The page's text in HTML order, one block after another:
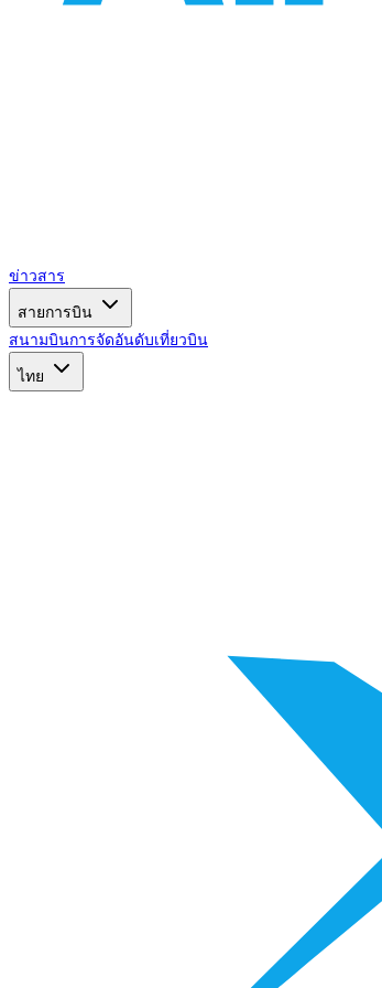
ข่าวสาร
สายการบิน
สนามบินการจัดอันดับเที่ยวบิน
ไทย